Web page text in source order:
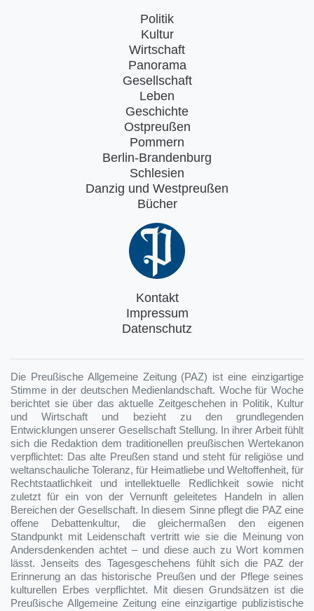
Politik
Kultur
Wirtschaft
Panorama
Gesellschaft
Leben
Geschichte
Ostpreußen
Pommern
Berlin-Brandenburg
Schlesien
Danzig und Westpreußen
Bücher
Kontakt
Impressum
Datenschutz
Die Preußische Allgemeine Zeitung (PAZ) ist eine einzigartige
Stimme in der deutschen Medienlandschaft. Woche für Woche
berichtet sie über das aktuelle Zeitgeschehen in Politik, Kultur
und Wirtschaft und bezieht zu den grundlegenden
Entwicklungen unserer Gesellschaft Stellung. In ihrer Arbeit fühlt
sich die Redaktion dem traditionellen preußischen Wertekanon
verpflichtet: Das alte Preußen stand und steht für religiöse und
weltanschauliche Toleranz, für Heimatliebe und Weltoffenheit, für
Rechtstaatlichkeit und intellektuelle Redlichkeit sowie nicht
zuletzt für ein von der Vernunft geleitetes Handeln in allen
Bereichen der Gesellschaft. In diesem Sinne pflegt die PAZ eine
offene Debattenkultur, die gleichermaßen den eigenen
Standpunkt mit Leidenschaft vertritt wie sie die Meinung von
Andersdenkenden achtet – und diese auch zu Wort kommen
lässt. Jenseits des Tagesgeschehens fühlt sich die PAZ der
Erinnerung an das historische Preußen und der Pflege seines
kulturellen Erbes verpflichtet. Mit diesen Grundsätzen ist die
Preußische Allgemeine Zeitung eine einzigartige publizistische